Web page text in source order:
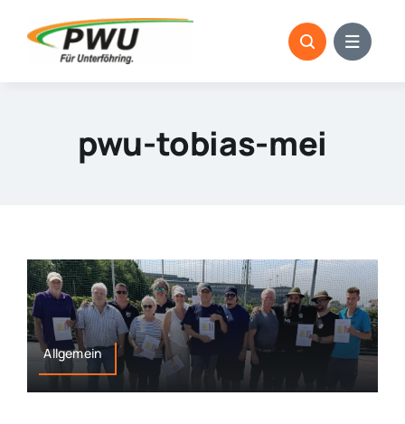
pwu-tobias-mei
Allgemein